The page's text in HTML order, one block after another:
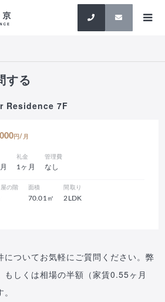
検索
する
Residence 7F
円/月
礼金
1ヶ月
管理費
なし
の階 面積
70.01㎡
間取り
2LDK
についてお気軽にご質問ください。弊
もしくは相場の半額（家賃0.55ヶ月